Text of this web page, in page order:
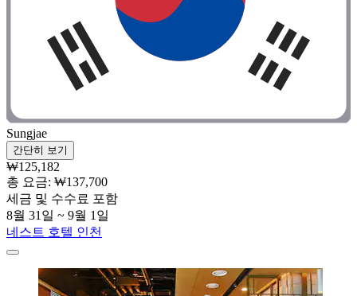
Sungjae
간단히 보기
₩125,182
총 요금: ₩137,700
세금 및 수수료 포함
8월 31일 ~ 9월 1일
네스트 호텔 인천